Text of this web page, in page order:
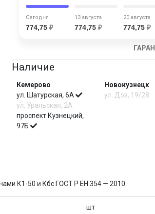
Сегодня
774,75 ₽
13 августа
774,75 ₽
20 августа
774,75 ₽
Наличие
Кемерово
ул. Шатурская, 6А
ул. Уральская, 2А
проспект Кузнецкий,
97Б
Новокузнецк
ул. Доз, 19/28
К1-50 и Кбс ГОСТ Р ЕН 354 — 2010
шт